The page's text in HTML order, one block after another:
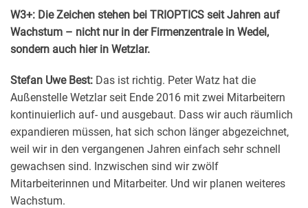
W3+: Die Zeichen stehen bei TRIOPTICS seit Jahren auf
Wachstum – nicht nur in der Firmenzentrale in Wedel,
sondern auch hier in Wetzlar.
Stefan Uwe Best: Das ist richtig. Peter Watz hat die
Außenstelle Wetzlar seit Ende 2016 mit zwei Mitarbeitern
kontinuierlich auf- und ausgebaut. Dass wir auch räumlich
expandieren müssen, hat sich schon länger abgezeichnet,
weil wir in den vergangenen Jahren einfach sehr schnell
gewachsen sind. Inzwischen sind wir zwölf
Mitarbeiterinnen und Mitarbeiter. Und wir planen weiteres
Wachstum.